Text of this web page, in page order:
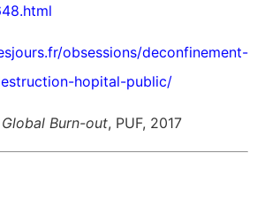
obsessions/deconfinement-
hopital-public/
Global Burn-out, PUF, 2017